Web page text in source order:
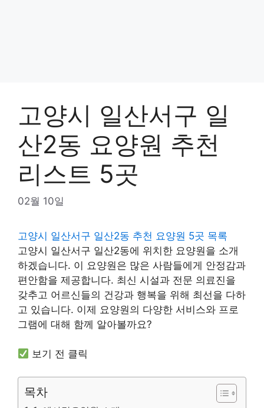
고양시 일산서구 일
산2동 요양원 추천
리스트 5곳
02월 10일
고양시 일산서구 일산2동 추천 요양원 5곳 목록
고양시 일산서구 일산2동에 위치한 요양원을 소개
하겠습니다. 이 요양원은 많은 사람들에게 안정감과
편안함을 제공합니다. 최신 시설과 전문 의료진을
갖추고 어르신들의 건강과 행복을 위해 최선을 다하
고 있습니다. 이제 요양원의 다양한 서비스와 프로
그램에 대해 함께 알아볼까요?
보기 전 클릭
목차